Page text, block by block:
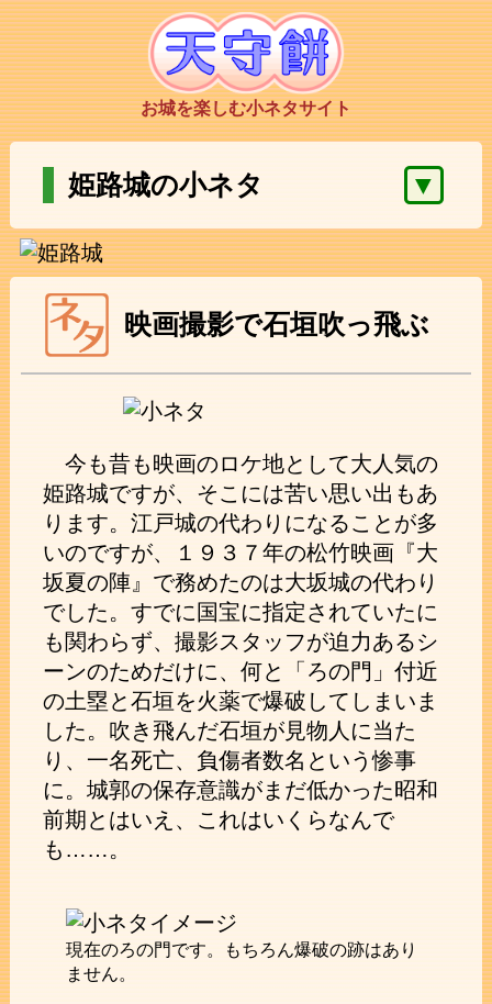
お城を楽しむ小ネタサイト
姫路城の小ネタ ▼
映画撮影で石垣吹っ飛ぶ
今も昔も映画のロケ地として大人気の
姫路城ですが、そこには苦い思い出もあ
ります。江戸城の代わりになることが多
いのですが、１９３７年の松竹映画『大
坂夏の陣』で務めたのは大坂城の代わり
でした。すでに国宝に指定されていたに
も関わらず、撮影スタッフが迫力あるシ
ーンのためだけに、何と「ろの門」付近
の土塁と石垣を火薬で爆破してしまいま
した。吹き飛んだ石垣が見物人に当た
り、一名死亡、負傷者数名という惨事
に。城郭の保存意識がまだ低かった昭和
前期とはいえ、これはいくらなんで
も……。
現在のろの門です。もちろん爆破の跡はあり
ません。